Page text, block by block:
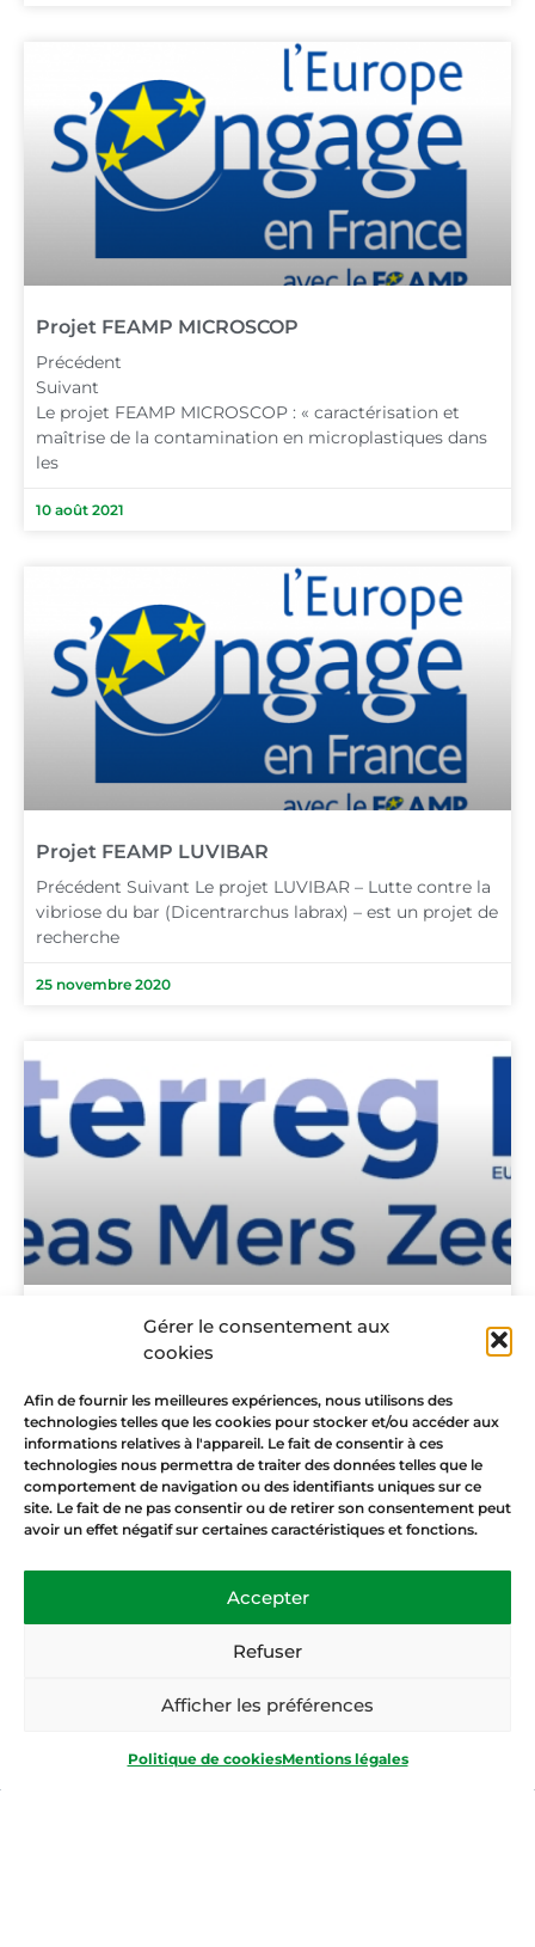
Gérer le consentement aux
cookies
Afin de fournir les meilleures expériences, nous utilisons des
technologies telles que les cookies pour stocker et/ou accéder aux
informations relatives à l'appareil. Le fait de consentir à ces
technologies nous permettra de traiter des données telles que le
comportement de navigation ou des identifiants uniques sur ce
site. Le fait de ne pas consentir ou de retirer son consentement peut
avoir un effet négatif sur certaines caractéristiques et fonctions.
Accepter
Refuser
Afficher les préférences
Politique de cookiesMentions légales
Projet FEAMP MICROSCOP
Précédent
Suivant
Le projet FEAMP MICROSCOP : « caractérisation et
maîtrise de la contamination en microplastiques dans
les
10 août 2021
Projet FEAMP LUVIBAR
Précédent Suivant Le projet LUVIBAR – Lutte contre la
vibriose du bar (Dicentrarchus labrax) – est un projet de
recherche
25 novembre 2020
Projet Interreg Valgorize
L’unité BPA est partenaire du projet Interreg Valgorize
s’attachant particulièrement
7 décembre 2019
Charger plus